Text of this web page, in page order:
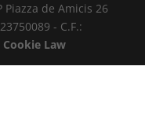
Piazza de Amicis 26
- C.F.:
Cookie Law